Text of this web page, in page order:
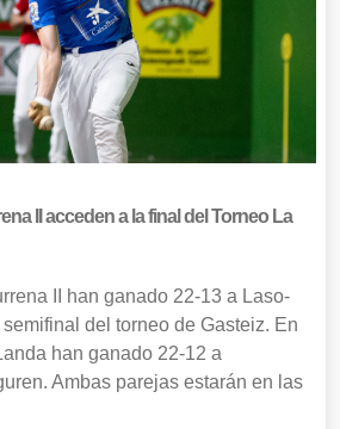
II acceden a la final del Torneo La
II han ganado 22-13 a Laso-
del torneo de Gasteiz. En
han ganado 22-12 a
Ambas parejas estarán en las